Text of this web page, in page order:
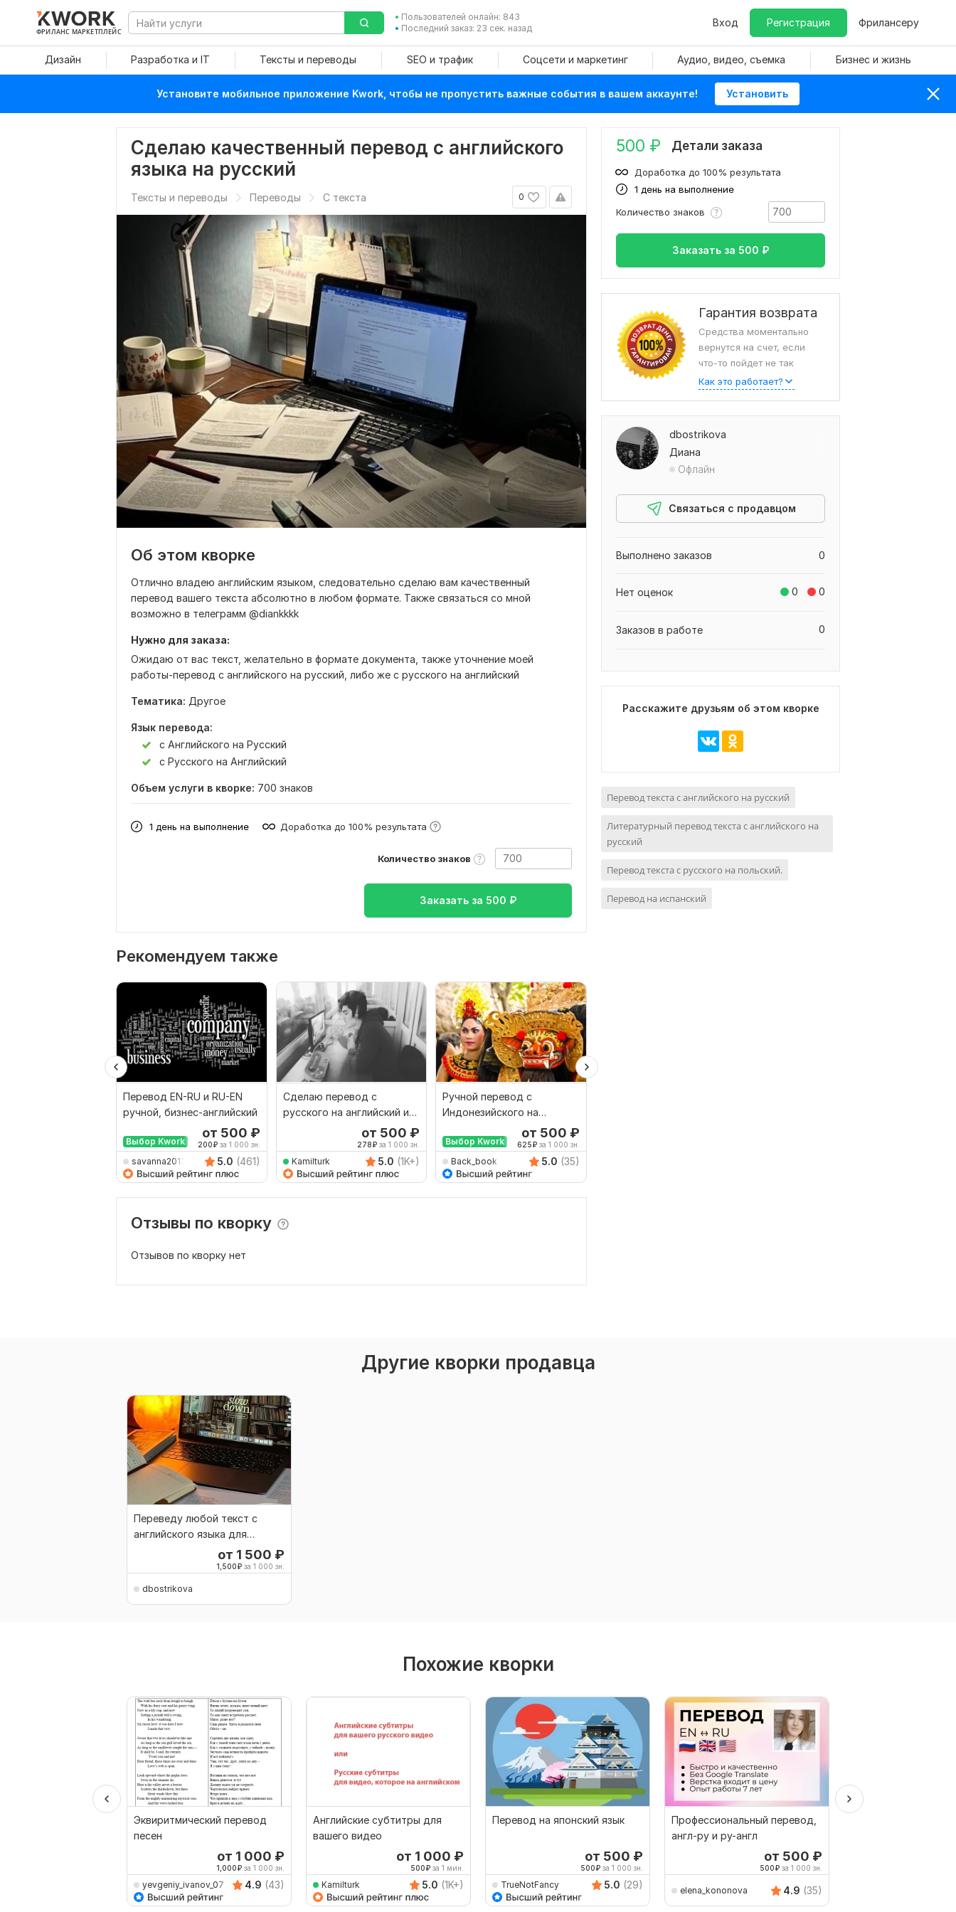
ФРИЛАНС МАРКЕТПЛЕЙС
Пользователей онлайн: 843
Последний заказ: 23 сек. назад
Вход Регистрация Фрилансеру
Дизайн Разработка и IT Тексты и переводы SEO и трафик Соцсети и маркетинг Аудио, видео, съемка Бизнес и жизнь
Установите мобильное приложение Kwork, чтобы не пропустить важные события в вашем аккаунте! Установить
Сделаю качественный перевод с английского
языка на русский
0
Тексты и переводы Переводы С текста
Об этом кворке
Отлично владею английским языком, следовательно сделаю вам качественный
перевод вашего текста абсолютно в любом формате. Также связаться со мной
возможно в телеграмм @diankkkk
Нужно для заказа:
Ожидаю от вас текст, желательно в формате документа, также уточнение моей
работы-перевод с английского на русский, либо же с русского на английский
Тематика: Другое
Язык перевода:
с Английского на Русский
с Русского на Английский
Объем услуги в кворке: 700 знаков
1 день на выполнение Доработка до 100% результата
Количество знаков
Заказать за 500 ₽
Рекомендуем также
Перевод EN-RU и RU-EN
ручной, бизнес-английский
Выбор Kwork
от 500 ₽
200₽за 1 000 зн.
savanna2013 5.0 (461)
Сделаю перевод с
русского на английский и
от 500 ₽
278₽ за 1 000 зн.
Kamilturk 5.0 (1K+)
Ручной перевод с
Индонезийского на
Русский и наоборот
Выбор Kwork
от 500 ₽
625₽за 1 000 зн.
Back_book 5.0 (35)
Отзывы по кворку
Отзывов по кворку нет
500 ₽ Детали заказа
1 день на выполнение
Доработка до 100% результата
Количество знаков
Заказать за 500 ₽
Гарантия возврата
Средства моментально
вернутся на счет, если
что-то пойдет не так
Как это работает?
dbostrikova
Диана
Офлайн
Связаться с продавцом
0
Выполнено заказов
0 0
Нет оценок
0
Заказов в работе
Расскажите друзьям об этом кворке
Перевод текста с английского на русский
Литературный перевод текста с английского на
русский
Перевод текста с русского на польский.
Перевод на испанский
Другие кворки продавца
Переведу любой текст с
английского языка для
от 1 500 ₽
1,500₽ за 1 000 зн.
dbostrikova
Похожие кворки
Эквиритмический перевод
песен
от 1 000 ₽
1,000₽ за 1 000 зн.
yevgeniy_ivanov_07 4.9 (43)
Английские субтитры для
вашего видео
от 1 000 ₽
500₽ за 1 мин.
Kamilturk 5.0 (1K+)
Перевод на японский язык
от 500 ₽
500₽ за 1 000 зн.
TrueNotFancy 5.0 (29)
Профессиональный перевод,
англ-ру и ру-англ
от 500 ₽
500₽ за 1 000 зн.
elena_kononova 4.9 (35)